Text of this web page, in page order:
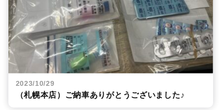
2023/10/29
（札幌本店）ご納車ありがとうございました♪